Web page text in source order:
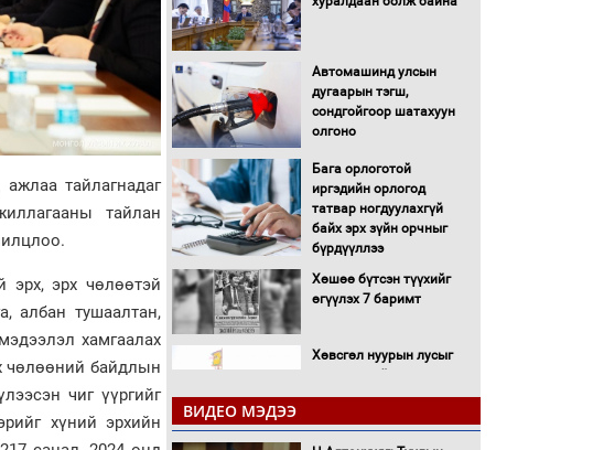
тайлагнадаг
тайлан
эрх чөлөөтэй
албан тушаалтан,
хамгаалах
чөлөөний байдлын
чиг үүргийг
хүний эрхийн
Автомашинд улсын
дугаарын тэгш,
сондгойгоор шатахуун
олгоно
Бага орлоготой
иргэдийн орлогод
татвар ногдуулахгүй
байх эрх зүйн орчныг
бүрдүүллээ
Хөшөө бүтсэн түүхийг
өгүүлэх 7 баримт
Хөвсгөл нуурын лусыг
ёслол боллоо
ВИДЕО МЭДЭЭ